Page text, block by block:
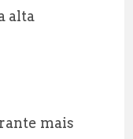
alta
mais